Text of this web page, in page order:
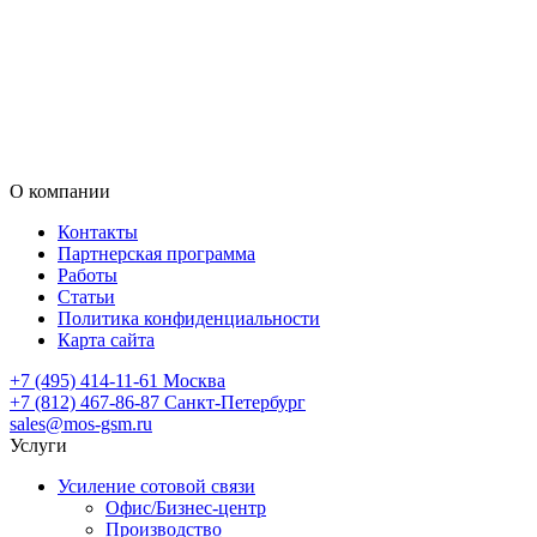
О компании
Контакты
Партнерская программа
Работы
Статьи
Политика конфиденциальности
Карта сайта
+7 (495) 414-11-61 Москва
+7 (812) 467-86-87 Санкт-Петербург
sales@mos-gsm.ru
Услуги
Усиление сотовой связи
Офис/Бизнес-центр
Производство